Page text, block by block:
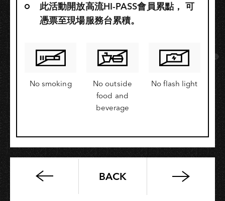
此活動開放高流HI-PASS會員累點，​ 可
憑票至現場服務台累積。
No smoking
No outside
food and
beverage
No flash light
魚
BACK